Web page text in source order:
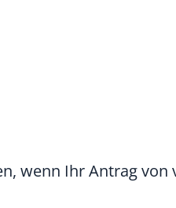
wenn Ihr Antrag